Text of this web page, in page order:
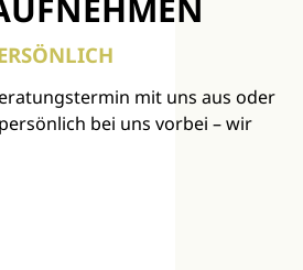
mit uns aus oder
bei uns vorbei – wir